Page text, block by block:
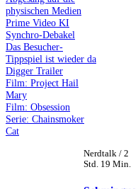
physischen Medien
Prime Video KI
Synchro-Debakel
Das Besucher-
Tippspiel ist wieder da
Digger Trailer
Film: Project Hail
Mary
Film: Obsession
Serie: Chainsmoker
Cat
Nerdtalk / 2
Std. 19 Min.